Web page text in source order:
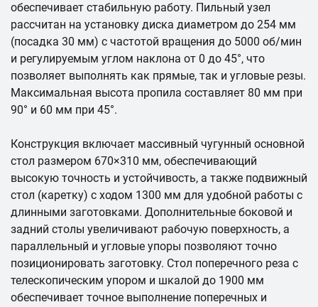
обеспечивает стабильную работу. Пильный узел
рассчитан на установку диска диаметром до 254 мм
(посадка 30 мм) с частотой вращения до 5000 об/мин
и регулируемым углом наклона от 0 до 45°, что
позволяет выполнять как прямые, так и угловые резы.
Максимальная высота пропила составляет 80 мм при
90° и 60 мм при 45°.
Конструкция включает массивный чугунный основной
стол размером 670×310 мм, обеспечивающий
высокую точность и устойчивость, а также подвижный
стол (каретку) с ходом 1300 мм для удобной работы с
длинными заготовками. Дополнительные боковой и
задний столы увеличивают рабочую поверхность, а
параллельный и угловые упоры позволяют точно
позиционировать заготовку. Стол поперечного реза с
телескопическим упором и шкалой до 1900 мм
обеспечивает точное выполнение поперечных и